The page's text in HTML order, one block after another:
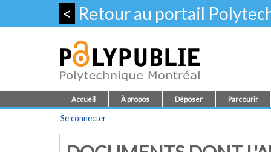
< Retour au portail
Accueil À propos Déposer Parcourir
Se connecter